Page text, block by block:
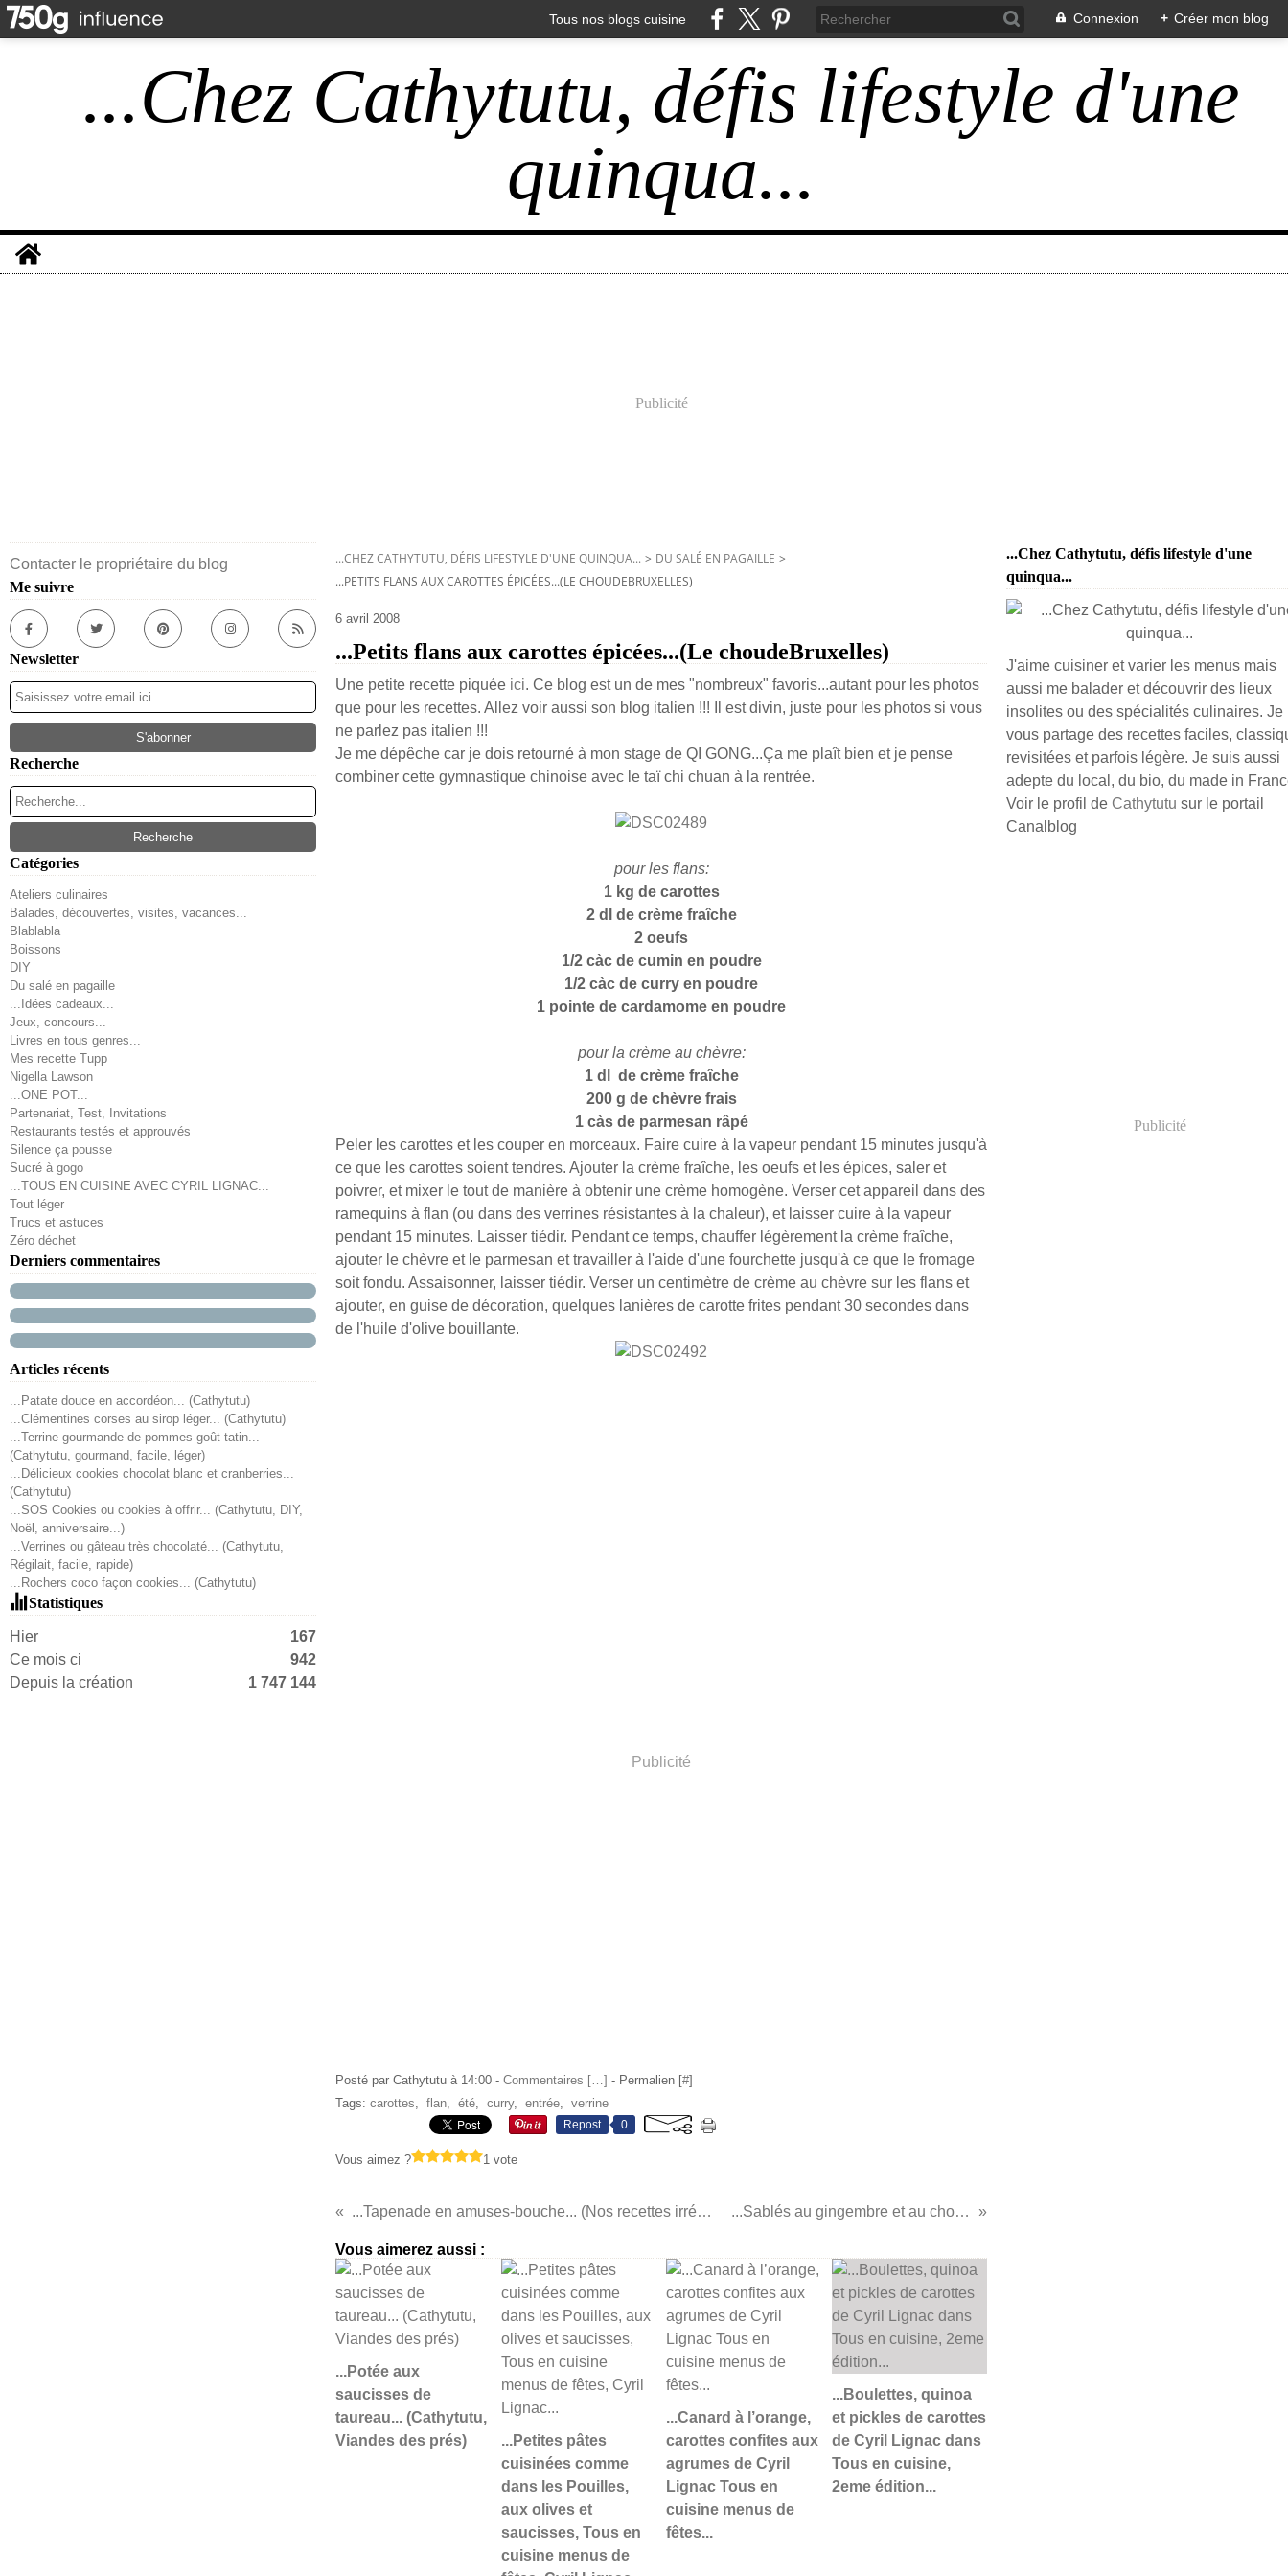
Tous nos blogs cuisine Connexion + Créer mon blog
...Chez Cathytutu, défis lifestyle d'une
quinqua...
Home
Publicité
Contacter le propriétaire du blog
Me suivre
Newsletter
Recherche
Catégories
Ateliers culinaires
Balades, découvertes, visites, vacances...
Blablabla
Boissons
DIY
Du salé en pagaille
...Idées cadeaux...
Jeux, concours...
Livres en tous genres...
Mes recette Tupp
Nigella Lawson
...ONE POT...
Partenariat, Test, Invitations
Restaurants testés et approuvés
Silence ça pousse
Sucré à gogo
...TOUS EN CUISINE AVEC CYRIL LIGNAC...
Tout léger
Trucs et astuces
Zéro déchet
Derniers commentaires
Articles récents
...Patate douce en accordéon... (Cathytutu)
...Clémentines corses au sirop léger... (Cathytutu)
...Terrine gourmande de pommes goût tatin...
(Cathytutu, gourmand, facile, léger)
...Délicieux cookies chocolat blanc et cranberries...
(Cathytutu)
...SOS Cookies ou cookies à offrir... (Cathytutu, DIY,
Noël, anniversaire...)
...Verrines ou gâteau très chocolaté... (Cathytutu,
Régilait, facile, rapide)
...Rochers coco façon cookies... (Cathytutu)
Statistiques
Hier
167
Ce mois ci
942
Depuis la création
1 747 144
...CHEZ CATHYTUTU, DÉFIS LIFESTYLE D'UNE QUINQUA... > DU SALÉ EN PAGAILLE >
...PETITS FLANS AUX CAROTTES ÉPICÉES...(LE CHOUDEBRUXELLES)
6 avril 2008
...Petits flans aux carottes épicées...(Le choudeBruxelles)
Une petite recette piquée ici. Ce blog est un de mes "nombreux" favoris...autant pour les photos
que pour les recettes. Allez voir aussi son blog italien !!! Il est divin, juste pour les photos si vous
ne parlez pas italien !!!
Je me dépêche car je dois retourné à mon stage de QI GONG...Ça me plaît bien et je pense
combiner cette gymnastique chinoise avec le taï chi chuan à la rentrée.
pour les flans:
1 kg de carottes
2 dl de crème fraîche
2 oeufs
1/2 càc de cumin en poudre
1/2 càc de curry en poudre
1 pointe de cardamome en poudre
pour la crème au chèvre:
1 dl de crème fraîche
200 g de chèvre frais
1 càs de parmesan râpé
Peler les carottes et les couper en morceaux. Faire cuire à la vapeur pendant 15 minutes jusqu'à
ce que les carottes soient tendres. Ajouter la crème fraîche, les oeufs et les épices, saler et
poivrer, et mixer le tout de manière à obtenir une crème homogène. Verser cet appareil dans des
ramequins à flan (ou dans des verrines résistantes à la chaleur), et laisser cuire à la vapeur
pendant 15 minutes. Laisser tiédir. Pendant ce temps, chauffer légèrement la crème fraîche,
ajouter le chèvre et le parmesan et travailler à l'aide d'une fourchette jusqu'à ce que le fromage
soit fondu. Assaisonner, laisser tiédir. Verser un centimètre de crème au chèvre sur les flans et
ajouter, en guise de décoration, quelques lanières de carotte frites pendant 30 secondes dans
de l'huile d'olive bouillante.
Publicité
Posté par Cathytutu à 14:00 - Commentaires […] - Permalien [#]
Tags: carottes, flan, été, curry, entrée, verrine
Repost 0
Vous aimez ? 1 vote
...Tapenade en amuses-bouche... (Nos recettes irrésistibles) ...Sablés au gingembre et au chocolat...
Vous aimerez aussi :
...Potée aux
saucisses de
taureau... (Cathytutu,
Viandes des prés)
...Petites pâtes
cuisinées comme
dans les Pouilles,
aux olives et
saucisses, Tous en
cuisine menus de
...Canard à l’orange,
carottes confites aux
agrumes de Cyril
Lignac Tous en
cuisine menus de
fêtes...
...Boulettes, quinoa
et pickles de carottes
de Cyril Lignac dans
Tous en cuisine,
2eme édition...
...Chez Cathytutu, défis lifestyle d'une
quinqua...
J'aime cuisiner et varier les menus mais
aussi me balader et découvrir des lieux
insolites ou des spécialités culinaires. Je
vous partage des recettes faciles,
revisitées et parfois légère. Je suis aussi
adepte du local, du bio, du made in
Voir le profil de Cathytutu sur le portail
Canalblog
Publicité